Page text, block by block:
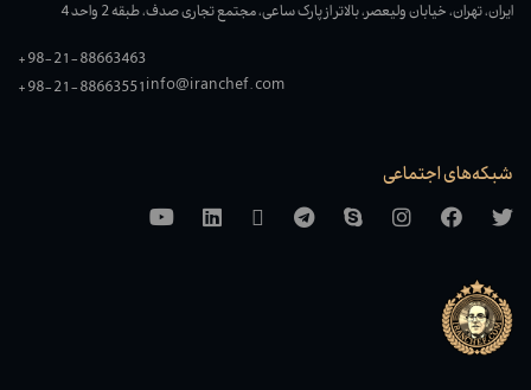
ایران، تهران، خیابان ولیعصر، بالاتر از پارک ساعی، مجتمع تجاری صدف، طبقه 2 واحد 4
+98-21-88663463
+98-21-88663551info@iranchef.com
شبکه‌های اجتماعی